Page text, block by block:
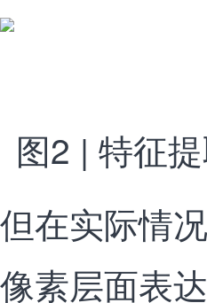
图2 | 特征
但在实际情
像素层面表